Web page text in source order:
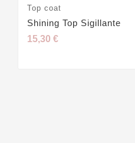
Top coat
Shining Top Sigillante
15,30 €